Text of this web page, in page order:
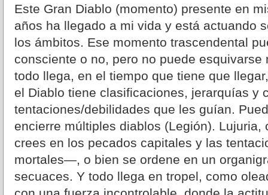
Este Gran Diablo (momento) presente en
años ha llegado a mi vida y está actuando
los ámbitos. Ese momento trascendental
consciente o no, pero no puede
todo llega, en el tiempo que tiene que
el Diablo tiene clasificaciones, jerarquías y
tentaciones/debilidades que les guían.
encierre múltiples diablos (Legión).
crees en los pecados capitales y las
mortales—, o bien se ordene en un
secuaces. Y todo llega en tropel, como